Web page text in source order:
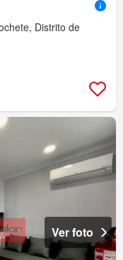
Distrito de
Ver foto